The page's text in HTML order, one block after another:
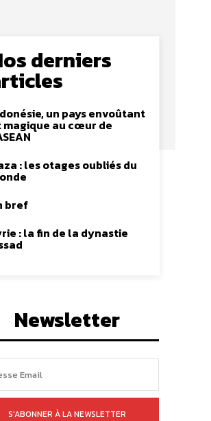
derniers
un pays envoûtant
magique au cœur de
: les otages oubliés du
bref
: la fin de la dynastie
Newsletter
S'ABONNER À LA NEWSLETTER